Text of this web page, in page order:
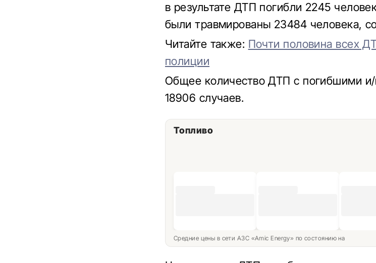
в результате ДТП погибли 2245
были травмированы 23484 человека,
Читайте также: Почти половина всех
полиции
Общее количество ДТП с погибшими
18906 случаев.
Топливо
Средние цены в сети АЗС «Amic Energy» по состоянию на